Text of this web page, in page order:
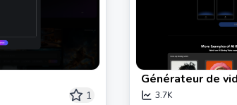
1
Générateur de
gratuit - Alimenté
3.7K